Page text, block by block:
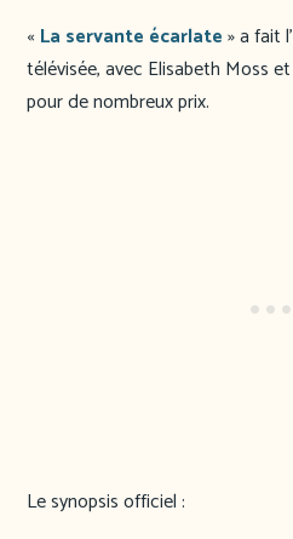
« La servante écarlate» a fait
télévisée, avec Elisabeth Moss
pour de nombreux prix.
Le synopsis officiel :